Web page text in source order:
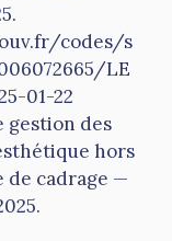
codes/s
LE
01-22
gestion des
hors
de cadrage —